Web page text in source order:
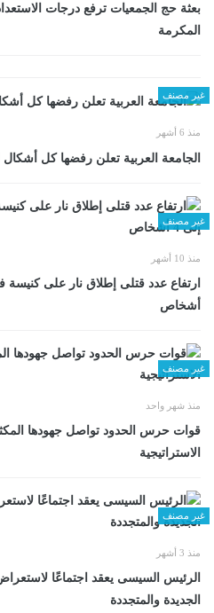
بعثة حج الجمعيات ترفع درجات
المكرمة
غير مصنف
منذ 6 أشهر
الجامعة العربية تعلن رفضها كل أشكال
غير مصنف
منذ 10 أشهر
أشخاص
غير مصنف
منذ شهر واحد
قوات حرس الحدود تواصل جهودها
الاستراتيجية
غير مصنف
منذ 3 أشهر
الرئيس السيسى يعقد اجتماعًا
الجديدة والمتجددة